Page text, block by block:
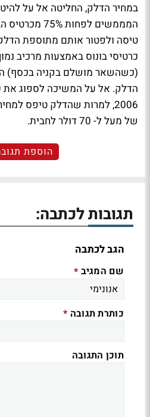
במחיר הדלק, החליטה אל על
המממשים
טיסה ולפטור אותם מתוספת
כרטיסי בונוס באמצעות מרכיב
(כשהשאר מושלם בקניה בכסף)
הדלק. אל על המשיכה לספוג
2006, למרות שהדלק טיפס
של מעל ל- 70 דולר לחבית.
הוספת
תגובות לכתבה:
הגב לכתבה
שם המגיב *
כותרת תגובה *
תוכן התגובה